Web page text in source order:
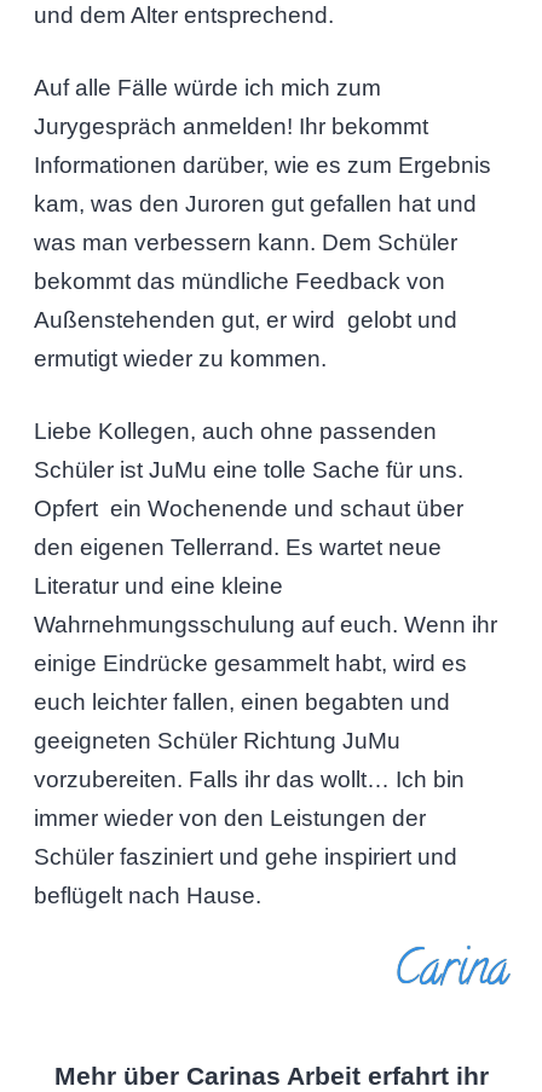
und dem Alter entsprechend.
Auf alle Fälle würde ich mich zum
Jurygespräch anmelden! Ihr bekommt
Informationen darüber, wie es zum Ergebnis
kam, was den Juroren gut gefallen hat und
was man verbessern kann. Dem Schüler
bekommt das mündliche Feedback von
Außenstehenden gut, er wird gelobt und
ermutigt wieder zu kommen.
Liebe Kollegen, auch ohne passenden
Schüler ist JuMu eine tolle Sache für uns.
Opfert ein Wochenende und schaut über
den eigenen Tellerrand. Es wartet neue
Literatur und eine kleine
Wahrnehmungsschulung auf euch. Wenn ihr
einige Eindrücke gesammelt habt, wird es
euch leichter fallen, einen begabten und
geeigneten Schüler Richtung JuMu
vorzubereiten. Falls ihr das wollt… Ich bin
immer wieder von den Leistungen der
Schüler fasziniert und gehe inspiriert und
beflügelt nach Hause.
Carina
Mehr über Carinas Arbeit erfahrt ihr